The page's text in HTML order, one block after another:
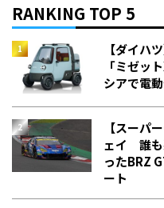
RANKING TOP 5
【ダイハ
「ミゼッ
シアで電
【スーパ
ェイ 誰も
った
ート